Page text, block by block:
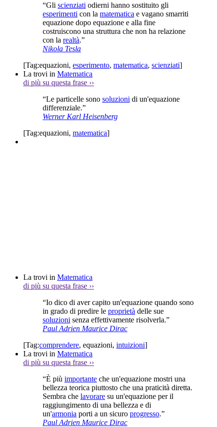
“Gli scienziati odierni hanno sostituito gli
esperimenti con la matematica e vagano smarriti
equazione dopo equazione e alla fine
costruiscono una struttura che non ha relazione
con la realtà.”
Nikola Tesla
[Tag:equazioni, esperimento, matematica, scienziati]
La trovi in Matematica
di più su questa frase ››
“Le particelle sono soluzioni di un'equazione
differenziale.”
Werner Karl Heisenberg
[Tag:equazioni, matematica]
La trovi in Matematica
di più su questa frase ››
“Io dico di aver capito un'equazione quando sono
in grado di predire le proprietà delle sue
soluzioni senza effettivamente risolverla.”
Paul Adrien Maurice Dirac
[Tag:comprendere, equazioni, intuizioni]
La trovi in Matematica
di più su questa frase ››
“È più importante che un'equazione mostri una
bellezza teorica piuttosto che una praticità diretta.
Sembra che lavorare su un'equazione per il
raggiungimento di una bellezza e di
un'armonia porti a un sicuro progresso.”
Paul Adrien Maurice Dirac